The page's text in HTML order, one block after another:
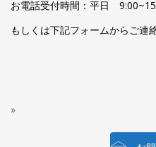
お電話受付時間：平日
もしくは下記フォームからご連